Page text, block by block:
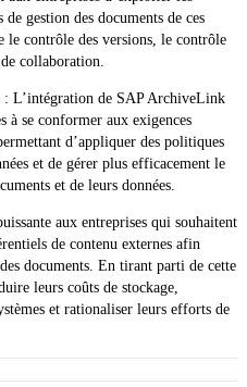
gestion des documents de ces
le contrôle des versions, le contrôle
collaboration.
L’intégration de SAP ArchiveLink
à se conformer aux exigences
d’appliquer des politiques
et de gérer plus efficacement le
et de leurs données.
aux entreprises qui souhaitent
de contenu externes afin
documents. En tirant parti de cette
leurs coûts de stockage,
et rationaliser leurs efforts de